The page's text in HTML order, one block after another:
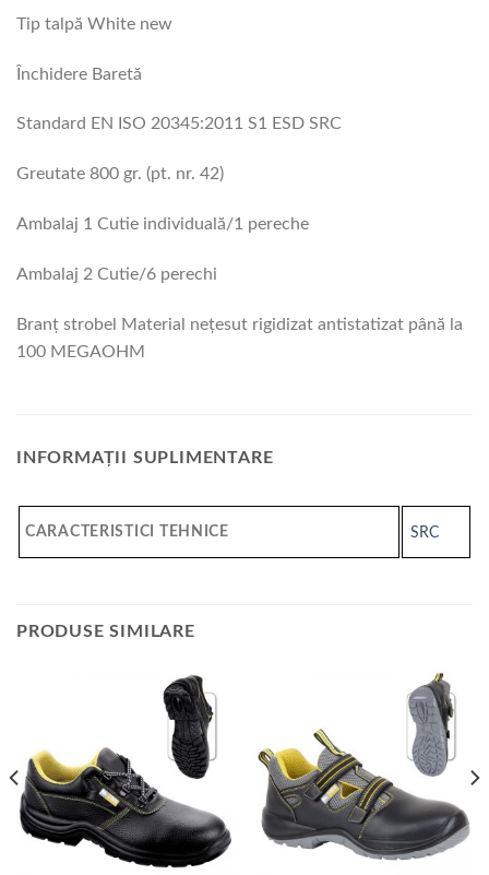
Tip talpă White new
Închidere Baretă
Standard EN ISO 20345:2011 S1 ESD SRC
Greutate 800 gr. (pt. nr. 42)
Ambalaj 1 Cutie individuală/1 pereche
Ambalaj 2 Cutie/6 perechi
Branţ strobel Material neţesut rigidizat antistatizat până la
100 MEGAOHM
INFORMAȚII SUPLIMENTARE
CARACTERISTICI TEHNICE SRC
PRODUSE SIMILARE